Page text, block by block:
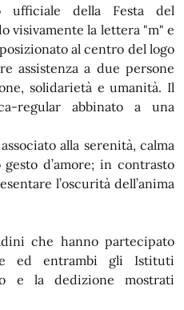
ufficiale della Festa del
visivamente la lettera "m" e
al centro del logo
assistenza a due persone
solidarietà e umanità. Il
regular abbinato a una
alla serenità, calma
d’amore; in contrasto
l’oscurità dell’anima
che hanno partecipato
ed entrambi gli Istituti
e la dedizione mostrati